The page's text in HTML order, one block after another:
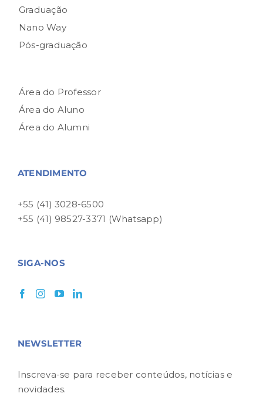
Graduação
Nano Way
Pós-graduação
Área do Professor
Área do Aluno
Área do Alumni
ATENDIMENTO
+55 (41) 3028-6500
+55 (41) 98527-3371 (Whatsapp)
SIGA-NOS
NEWSLETTER
Inscreva-se para receber conteúdos, notícias e
novidades.